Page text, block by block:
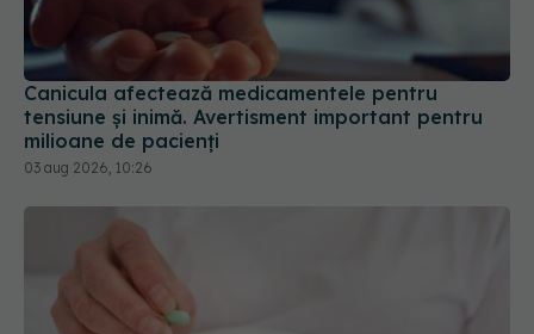
Canicula afectează medicamentele pentru
tensiune și inimă. Avertisment important pentru
milioane de pacienți
03 aug 2026, 10:26